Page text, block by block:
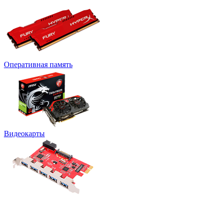
Оперативная память
Видеокарты